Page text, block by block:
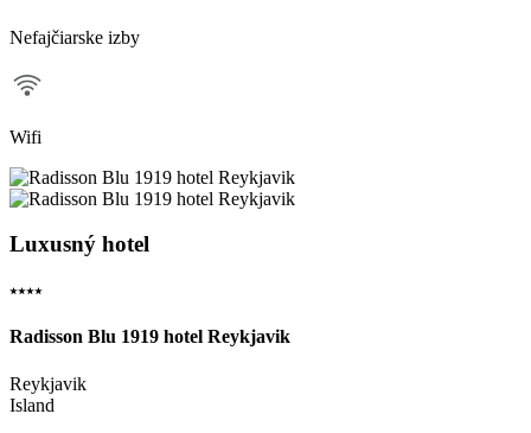
Nefajčiarske izby
Wifi
Luxusný hotel
⭑⭑⭑⭑
Radisson Blu 1919 hotel Reykjavik
Reykjavik
Island